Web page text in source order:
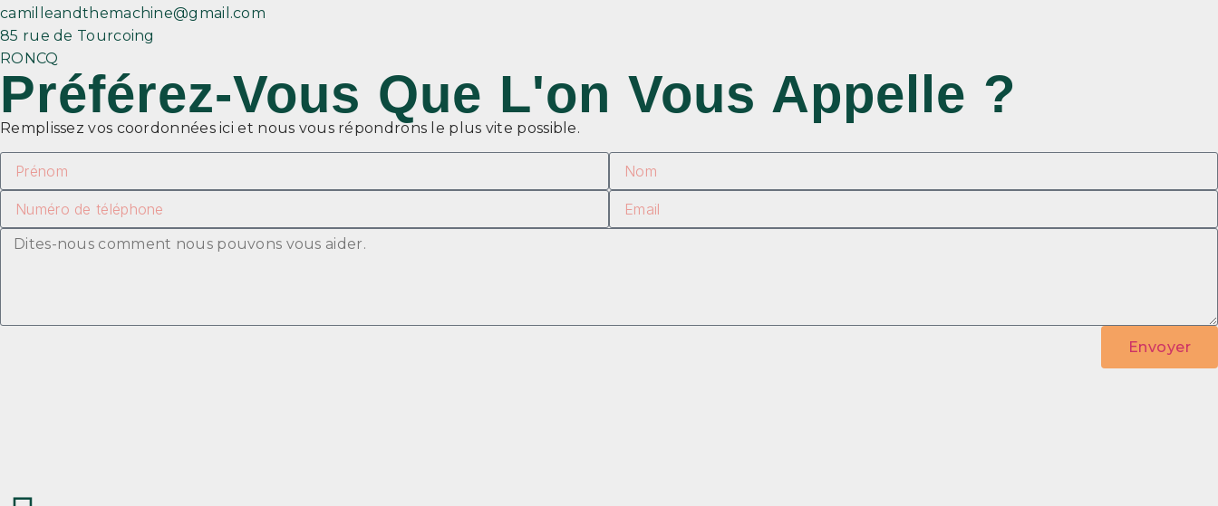
camilleandthemachine@gmail.com
85 rue de Tourcoing
RONCQ
Préférez-Vous Que L'on Vous Appelle ?
Remplissez vos coordonnées ici et nous vous répondrons le plus vite possible.
Envoyer